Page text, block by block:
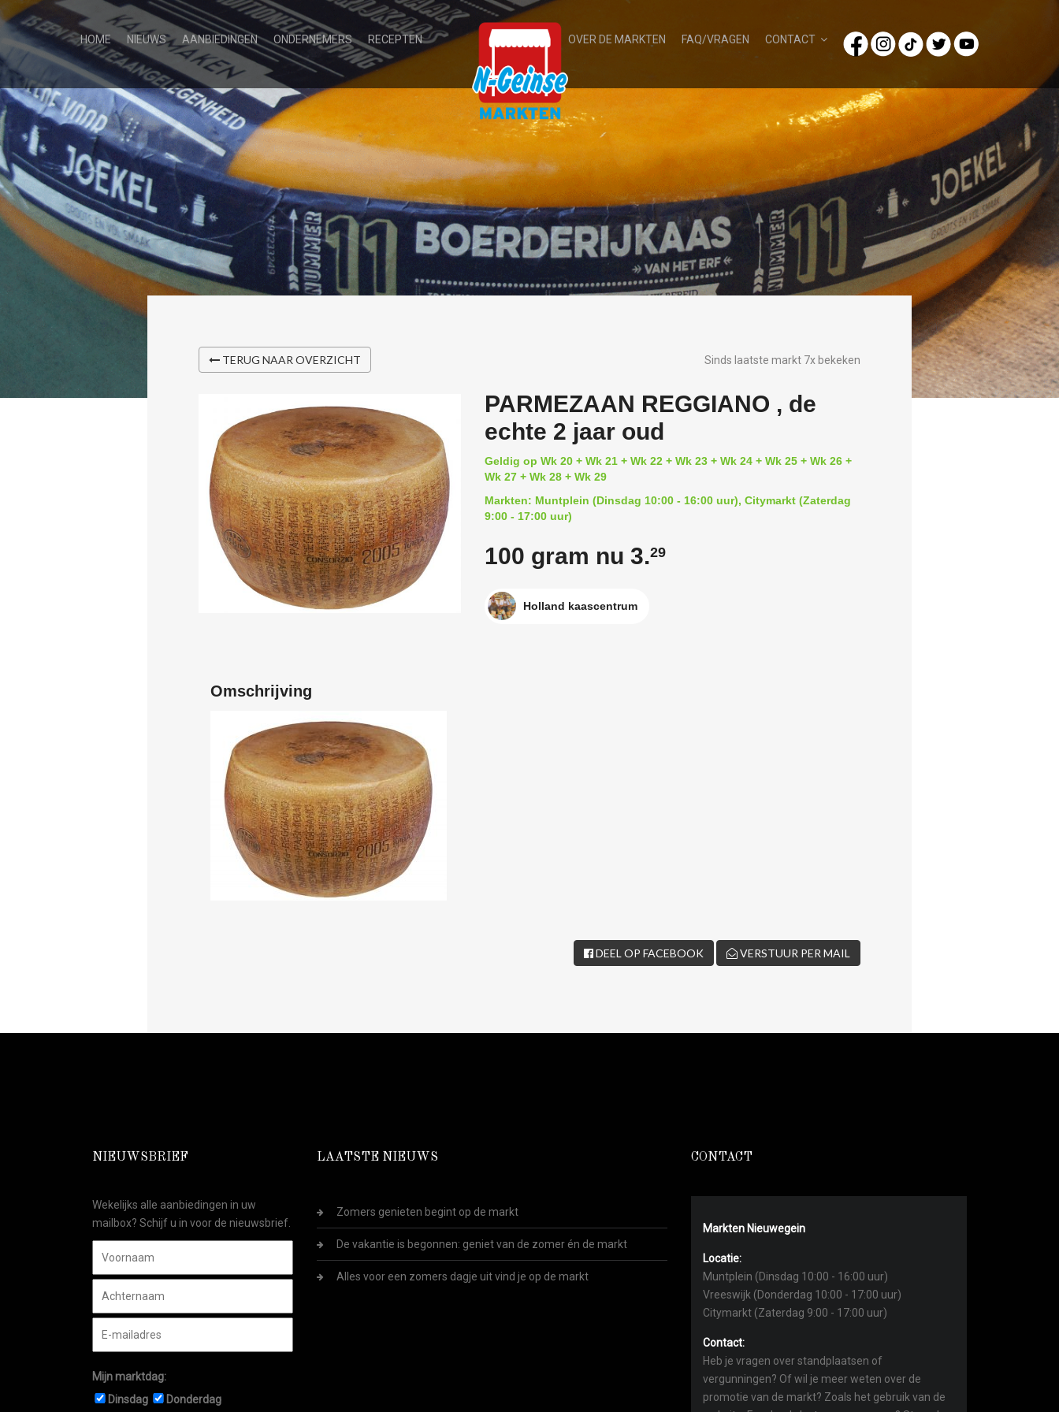
HOME NIEUWS AANBIEDINGEN ONDERNEMERS RECEPTEN OVER DE MARKTEN FAQ/VRAGEN CONTACT
TERUG NAAR OVERZICHT Sinds laatste markt 7x bekeken
PARMEZAAN REGGIANO , de
echte 2 jaar oud
Geldig op Wk 20 + Wk 21 + Wk 22 + Wk 23 + Wk 24 + Wk 25 + Wk 26 +
Wk 27 + Wk 28 + Wk 29
Markten: Muntplein (Dinsdag 10:00 - 16:00 uur), Citymarkt (Zaterdag
9:00 - 17:00 uur)
100 gram nu 3.29
Holland kaascentrum
Omschrijving
DEEL OP FACEBOOK VERSTUUR PER MAIL
NIEUWSBRIEF
Wekelijks alle aanbiedingen in uw
mailbox? Schijf u in voor de nieuwsbrief.
Mijn marktdag:
Dinsdag
Donderdag
LAATSTE NIEUWS
Zomers genieten begint op de markt
De vakantie is begonnen: geniet van de zomer én de markt
Alles voor een zomers dagje uit vind je op de markt
CONTACT
Markten Nieuwegein
Locatie:
Muntplein (Dinsdag 10:00 - 16:00 uur)
Vreeswijk (Donderdag 10:00 - 17:00 uur)
Citymarkt (Zaterdag 9:00 - 17:00 uur)
Contact:
Heb je vragen over standplaatsen of
vergunningen? Of wil je meer weten over de
promotie van de markt? Zoals het gebruik van de